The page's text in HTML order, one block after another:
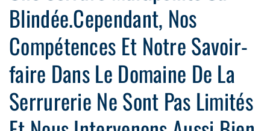
Blindée.Cependant, Nos
Compétences Et Notre Savoir-
faire Dans Le Domaine De La
Serrurerie Ne Sont Pas Limités